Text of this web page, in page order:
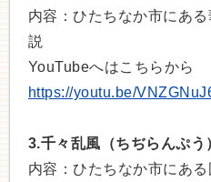
内容：ひたちなか市にあ
説
YouTubeへはこちらから
https://youtu.be/
3.千々乱風（ちぢらんぷう
内容：ひたちなか市にあ